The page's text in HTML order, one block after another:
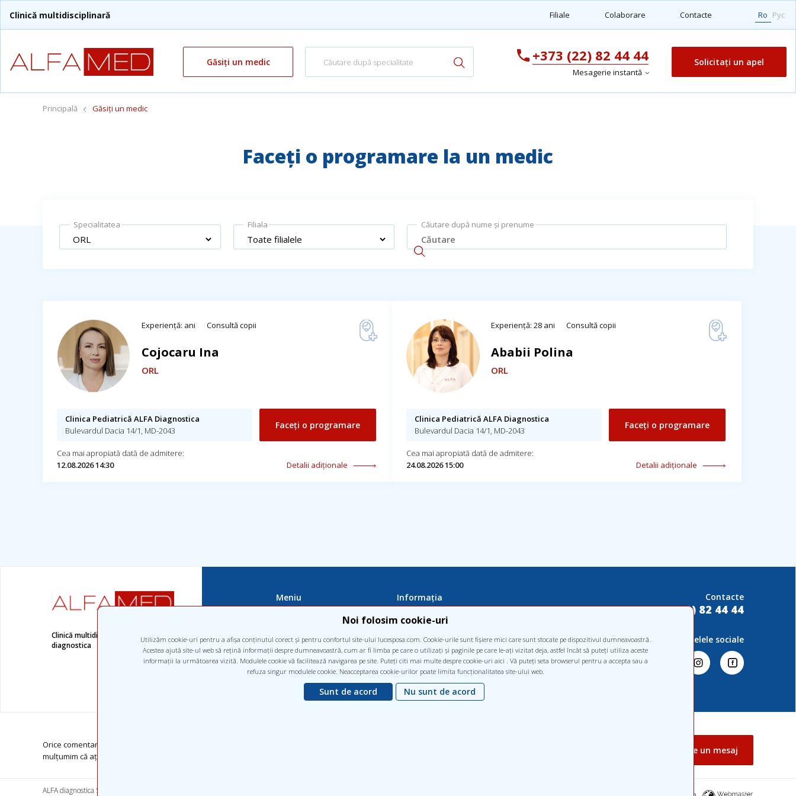
Clinică multidisciplinară Filiale Colaborare Contacte Ro Рус
Găsiți un medic +373 (22) 82 44 44
Mesagerie instantă
Solicitați un apel
Principală Găsiți un medic
Faceți o programare la un medic
Specialitatea Filiala Căutare după nume și prenume
Experiență: ani Consultă copii
Cojocaru Ina
ORL
Clinica Pediatrică ALFA Diagnostica
Bulevardul Dacia 14/1, MD-2043
Faceți o programare
Cea mai apropiată dată de admitere:
12.08.2026 14:30
Detalii adiționale
Experiență: 28 ani Consultă copii
Ababii Polina
ORL
Clinica Pediatrică ALFA Diagnostica
Bulevardul Dacia 14/1, MD-2043
Faceți o programare
Cea mai apropiată dată de admitere:
24.08.2026 15:00
Detalii adiționale
Clinică multidisciplinară, subdiviziunea ALFA
diagnostica
Meniu
Colaborare
Contacte
Noutăți
Informația
Politica de confidențialitate
Clienți corporativi
Contacte
+373 (22) 82 44 44
Rețelele sociale
Orice comentarii privind calitatea serviciilor noaste opinie critică, comentariu, sugestie, recunoștință sunt de mare valoare pentru noi. Vă
mulțumim că ați ales ALFAMED.
Scrieți-ne un mesaj
Noi folosim cookie-uri
Utilizăm cookie-uri pentru a afișa conținutul corect și pentru confortul site-ului lucesposa.com. Cookie-urile sunt fișiere mici care sunt stocate pe dispozitivul dumneavoastră.
Acestea ajută site-ul web să rețină informații despre dumneavoastră, cum ar fi limba pe care o utilizați și paginile pe care le-ați vizitat deja, astfel încât să puteți utiliza aceste
informații la următoarea vizită. Modulele cookie vă facilitează navigarea pe site. Puteți citi mai multe despre cookie-uri aici . Vă puteți seta browserul pentru a accepta sau a
refuza singur modulele cookie. Neacceptarea cookie-urilor poate limita funcționalitatea site-ului web.
Sunt de acord Nu sunt de acord
ALFA diagnostica SRL. Toate drepturile sunt